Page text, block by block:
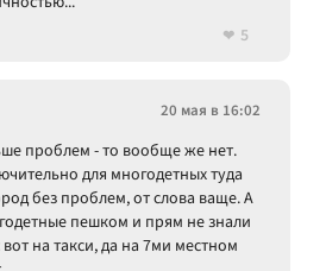
5
20 мая в 16:02
проблем - то вообще же нет.
для многодетных туда
без проблем, от слова ваще. А
пешком и прям не знали
на такси, да на 7ми местном